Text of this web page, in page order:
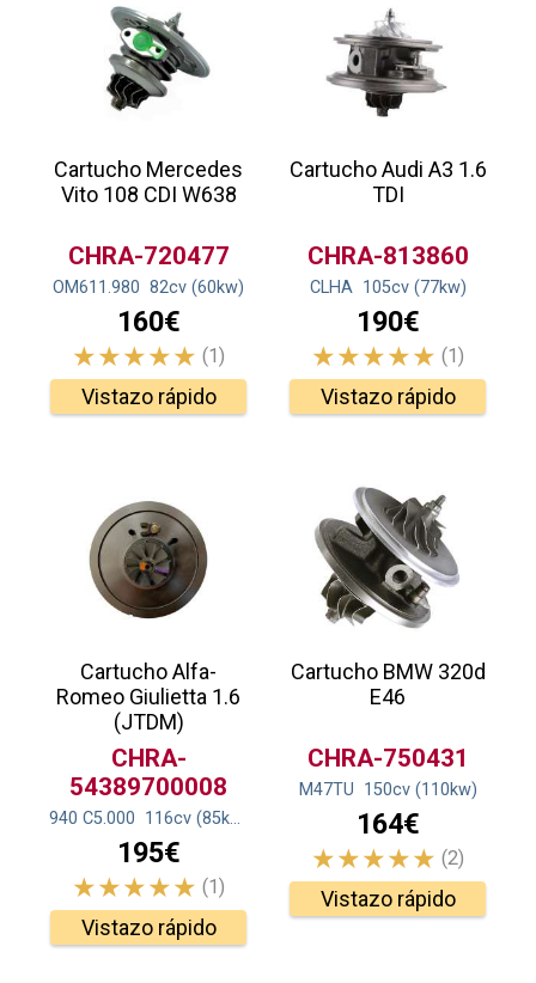
Cartucho Mercedes
Vito 108 CDI W638
CHRA-720477
OM611.980 82cv (60kw)
160€
(1)
Vistazo rápido
Cartucho Audi A3 1.6
TDI
CHRA-813860
CLHA 105cv (77kw)
190€
(1)
Vistazo rápido
Cartucho Alfa-
Romeo Giulietta 1.6
(JTDM)
CHRA-
54389700008
940 C5.000 116cv (85kw
195€
(1)
Vistazo rápido
Cartucho BMW 320d
E46
CHRA-750431
M47TU 150cv (110kw)
164€
(2)
Vistazo rápido